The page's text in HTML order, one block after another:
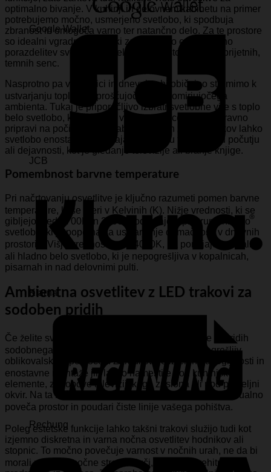
Google Wallet
JCB
Klarna
Rechung
optimalno bivanje. V kuhinji in delovnem kabinetu na primer
potrebujemo močno, usmerjeno svetlobo, ki spodbuja
zbranost in omogoča varno ter natančno delo. Za te prostore
so idealni vgradni paneli, ki zagotavljajo enakomerno
porazdelitev svetlobe po celotnem prostoru brez neprijetnih,
temnih senc.
Nasprotno pa v spalnici in dnevni sobi običajno stremimo k
ustvarjanju toplega, sproščujočega in pomirjujočega
ambienta. Tukaj je priporočljivo izbrati svetlobne vire s toplo
belo svetlobo, ki posnema večerno sonce in telo naravno
pripravi na počitek. Z uporabo sodobnih zatemnilnikov lahko
svetlobo enostavno prilagajate svojemu trenutnemu počutju
ali dejavnosti, kot je gledanje televizije ali branje knjige.
Pomembnost barvne temperature
Pri načrtovanju osvetlitve je ključno razumeti pomen barvne
temperature, ki se meri v Kelvinih (K). Nižje vrednosti, ki se
gibljejo med 2700K in 3000K, oddajajo toplo, rumenkasto
svetlobo, ki je popolna za ustvarjanje domačnosti v dnevnih
prostorih. Višje vrednosti, nad 4000K, pa ponujajo nevtralno
ali hladno belo svetlobo, ki je nepogrešljiva v kopalnicah,
pisarnah in nad delovnimi pulti.
Ambientna osvetlitev z LED trakovi za
sodoben pridih
Če želite svojemu domu vdahniti nekaj dinamike in pridih
sodobnega luksuza, so prilagodljivi trakovi nepogrešljiv
oblikovalski pripomoček. Zaradi svoje izjemne upogljivosti in
enostavne montaže jih lahko namestite pod kuhinjske
elemente, za robove televizijskega zaslona ali pod posteljni
okvir. Na ta način ustvarite čudovit indirektni sijaj, ki vizualno
poveča prostor in poudari čiste linije vašega pohištva.
Poleg estetske funkcije lahko takšni trakovi služijo tudi kot
izjemno diskretna in varna nočna osvetlitev hodnikov ali
stopnic. To močno povečuje varnost v nočnih urah, ne da bi
morali prižigati močne stropne luči, ki bi vas prehitro